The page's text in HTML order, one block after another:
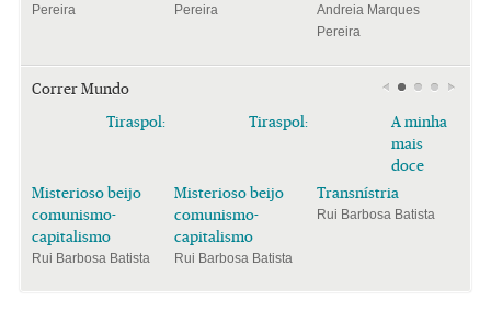
Pereira
Pereira
Andreia Marques
Pereira
Correr Mundo
Tiraspol:
Misterioso beijo
comunismo-
capitalismo
Rui Barbosa Batista
Tiraspol:
Misterioso beijo
comunismo-
capitalismo
Rui Barbosa Batista
A minha
mais
doce
Transnístria
Rui Barbosa Batista